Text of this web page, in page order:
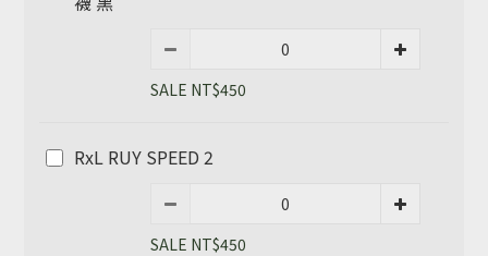
SALE NT$450
RxL RUY SPEED 2
SALE NT$450